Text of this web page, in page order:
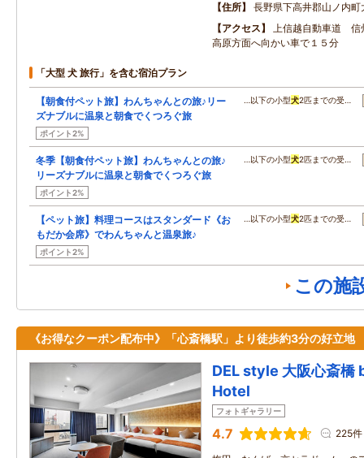
住所
長野県下高井郡山ノ内町
アクセス
上信越自動車道 信
高原方面へ向かい車で１５分
「大型 犬 旅行」を含む宿泊プラン
【朝食付ペット旅】わんちゃんとの旅♪リー
ズナブルに温泉と朝食でくつろぐ旅
ポイント2%
…以下の小型犬2匹までの受…
冬季【朝食付ペット旅】わんちゃんとの旅♪
リーズナブルに温泉と朝食でくつろぐ旅
ポイント2%
…以下の小型犬2匹までの受…
【ペット旅】料理コースはスタンダード《お
もだか会席》でわんちゃんと温泉旅♪
ポイント2%
…以下の小型犬2匹までの受…
この施
《お得なクーポン配布中》「心斎橋駅」より徒歩約3分の好立地
DEL style 大阪心斎橋
Hotel
フォトギャラリー
4.7 225件